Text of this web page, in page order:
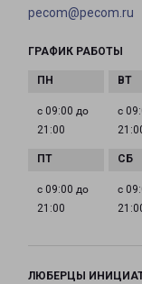
pecom@pecom.ru
ГРАФИК РАБОТЫ
с 09:00 до
21:00
с
с 09:00 до
21:00
с
ЛЮБЕРЦЫ